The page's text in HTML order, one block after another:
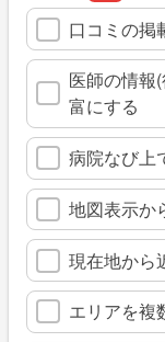
口コミの掲
医師の情報
富にする
病院なび上
地図表示か
現在地から
エリアを複